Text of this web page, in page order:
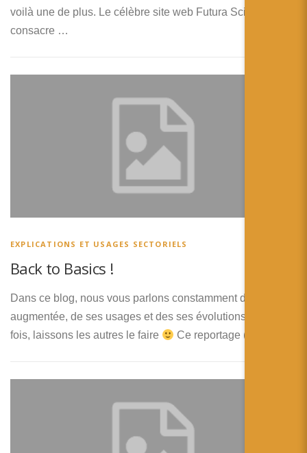
voilà une de plus. Le célèbre site web Futura Sciences lui
consacre …
EXPLICATIONS ET USAGES SECTORIELS
Back to Basics !
Dans ce blog, nous vous parlons constamment de la réalité
augmentée, de ses usages et des ses évolutions. Pour une
fois, laissons les autres le faire
Ce reportage (trouvé …